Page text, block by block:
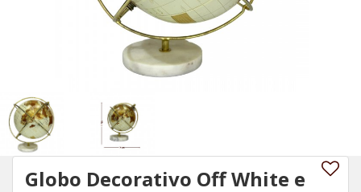
Globo Decorativo Off White e